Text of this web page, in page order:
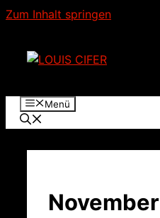
Zum Inhalt springen
Menü
November